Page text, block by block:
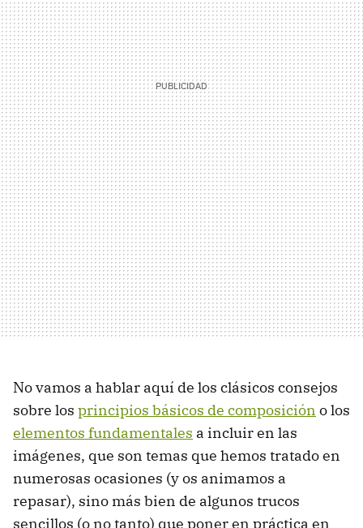
No vamos a hablar aquí de los clásicos consejos
sobre los principios básicos de composición o los
elementos fundamentales a incluir en las
imágenes, que son temas que hemos tratado en
numerosas ocasiones (y os animamos a
repasar), sino más bien de algunos trucos
sencillos (o no tanto) que poner en práctica en